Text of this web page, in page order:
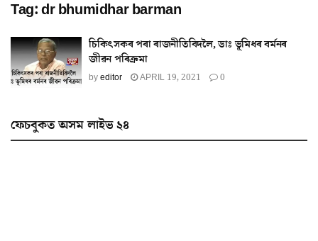
Tag:dr bhumidhar barman
চিকিৎসকৰ পৰা ৰাজনীতিবিদলৈ, ডাঃ ভূমিধৰ বৰ্মনৰ
জীৱন পৰিক্ৰমা
byeditor APRIL 19, 2021 0
ফেচবুকত অসম লাইভ ২৪